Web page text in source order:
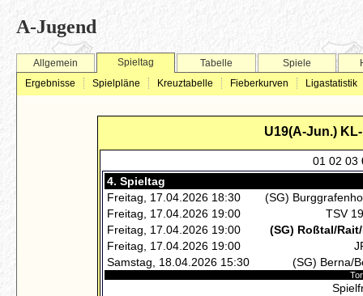
A-Jugend
Allgemein
Spieltag
Ergebnisse
Spielpläne Kreuztabelle Fieberkurven Ligastatistik
Tabelle Spiele
U19(A-Jun.)
01 02 03
4. Spieltag
Freitag, 17.04.2026 18:30
(SG)
Freitag, 17.04.2026 19:00
TSV
Freitag, 17.04.2026 19:00
(SG) Roßtal/
Freitag, 17.04.2026 19:00
Samstag, 18.04.2026 15:30
(SG) Berna/